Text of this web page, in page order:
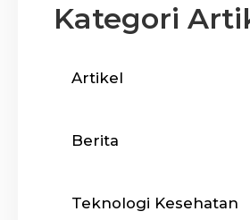
Kategori
Artikel
Berita
Teknologi Kesehatan